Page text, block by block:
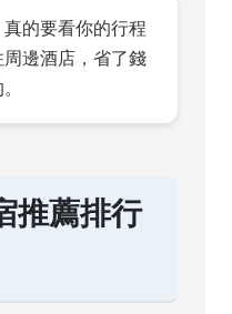
的要看你的行程
邊酒店，省了錢
推薦排行